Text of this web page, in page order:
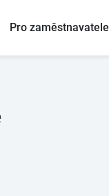
Pro zaměstnavatele